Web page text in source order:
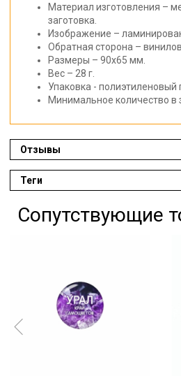
Материал изготовления –
заготовка.
Изображение –
Обратная сторона –
Размеры – 90х65 мм.
Вес – 28 г.
Упаковка - полиэтиленовый
Минимальное количество в
Отзывы
Теги
Сопутствующие